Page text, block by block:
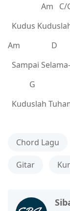
Am C/G
Kudus
Am D
Sampai
G
Kuduslah
Chord Lagu
Gitar